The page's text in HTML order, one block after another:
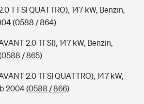
T FSI QUATTRO), 147 kW, Benzin,
(0588 / 864)
2.0 TFSI), 147 kW, Benzin,
/ 865)
2.0 TFSI QUATTRO), 147 kW,
2004(0588 / 866)